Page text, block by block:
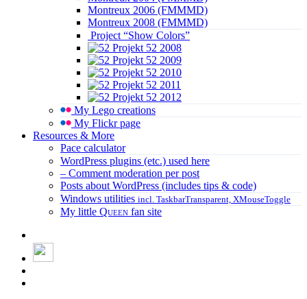
Montreux 2006 (FMMMD)
Montreux 2008 (FMMMD)
Project “Show Colors”
Projekt 52 2008
Projekt 52 2009
Projekt 52 2010
Projekt 52 2011
Projekt 52 2012
My Lego creations
My Flickr page
Resources & More
Pace calculator
WordPress plugins (etc.) used here
– Comment moderation per post
Posts about WordPress (includes tips & code)
Windows utilities incl. TaskbarTransparent, XMouseToggle
My little Queen fan site